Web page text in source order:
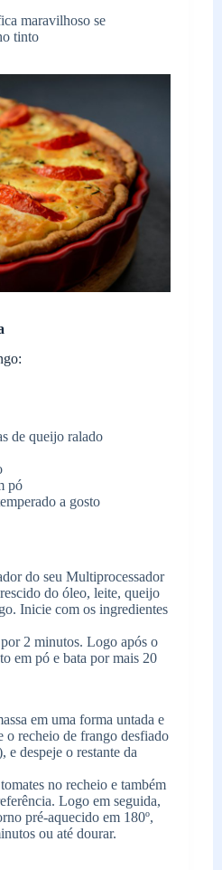
maravilhoso se
tinto
de queijo ralado
pó
a gosto
do seu Multiprocessador
do óleo, leite, queijo
Inicie com os ingredientes
2 minutos. Logo após o
em pó e bata por mais 20
em uma forma untada e
o recheio de frango desfiado
e despeje o restante da
no recheio e também
Logo em seguida,
pré-aquecido em 180º,
ou até dourar.